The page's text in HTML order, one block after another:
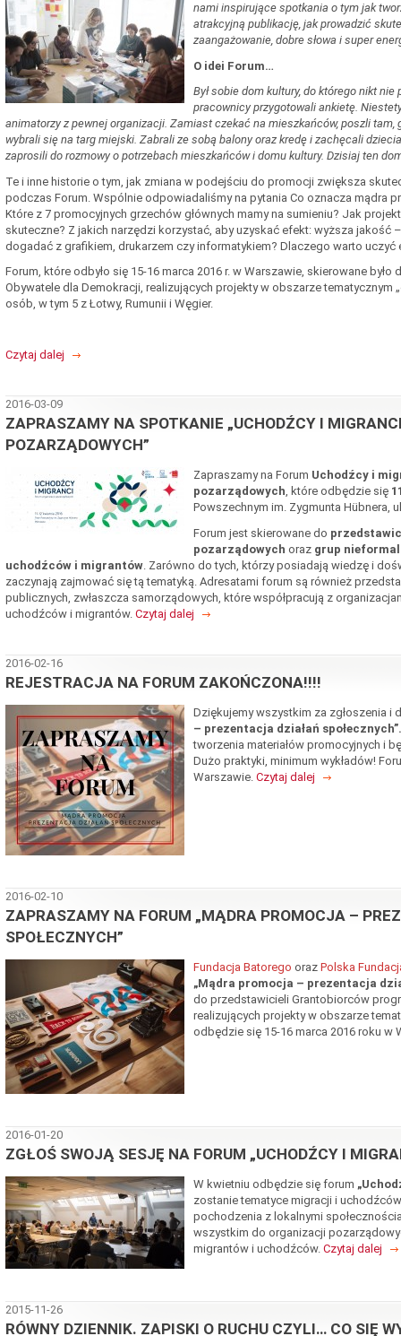
nami inspirujące spotkania o tym jak
atrakcyjną publikację, jak prowadzić
zaangażowanie, dobre słowa i super
O idei Forum…
Był sobie dom kultury, do którego nikt
pracownicy przygotowali ankietę.
animatorzy z pewnej organizacji. Zamiast czekać na mieszkańców, poszli
wybrali się na targ miejski. Zabrali ze sobą balony oraz kredę i zachęcali
zaprosili do rozmowy o potrzebach mieszkańców i domu kultury. Dzisiaj ten
Te i inne historie o tym, jak zmiana w podejściu do promocji zwiększa
podczas Forum. Wspólnie odpowiadaliśmy na pytania Co oznacza mądra
Które z 7 promocyjnych grzechów głównych mamy na sumieniu? Jak
skuteczne? Z jakich narzędzi korzystać, aby uzyskać efekt: wyższa jakość
dogadać z grafikiem, drukarzem czy informatykiem? Dlaczego warto uczyć
Forum, które odbyło się 15-16 marca 2016 r. w Warszawie, skierowane
Obywatele dla Demokracji, realizujących projekty w obszarze tematycznym
osób, w tym 5 z Łotwy, Rumunii i Węgier.
Czytaj dalej
2016-03-09
ZAPRASZAMY NA SPOTKANIE „UCHODŹCY I
POZARZĄDOWYCH”
Zapraszamy na Forum Uchodźcy i
pozarządowych, które odbędzie się
Powszechnym im. Zygmunta Hübnera,
Forum jest skierowane do
pozarządowych oraz grup
uchodźców i migrantów . Zarówno do tych, którzy posiadają wiedzę i
zaczynają zajmować się tą tematyką. Adresatami forum są również
publicznych, zwłaszcza samorządowych, które współpracują z
uchodźców i migrantów. Czytaj dalej
2016-02-16
REJESTRACJA NA FORUM ZAKOŃCZONA!!!!
Dziękujemy wszystkim za zgłoszenia i
– prezentacja działań
tworzenia materiałów promocyjnych i
Dużo praktyki, minimum wykładów!
Warszawie. Czytaj dalej
2016-02-10
ZAPRASZAMY NA FORUM „MĄDRA PROMOCJA –
SPOŁECZNYCH”
Fundacja Batorego oraz Polska
„Mądra promocja – prezentacja
do przedstawicieli Grantobiorców
realizujących projekty w obszarze
odbędzie się 15-16 marca 2016 roku w
2016-01-20
ZGŁOŚ SWOJĄ SESJĘ NA FORUM „UCHODŹCY I
W kwietniu odbędzie się forum
zostanie tematyce migracji i
pochodzenia z lokalnymi
wszystkim do organizacji
migrantów i uchodźców. Czytaj dalej
2015-11-26
RÓWNY DZIENNIK. ZAPISKI O RUCHU CZYLI… CO SIĘ